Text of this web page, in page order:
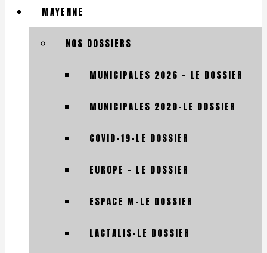
MAYENNE
NOS DOSSIERS
MUNICIPALES 2026 – LE DOSSIER
MUNICIPALES 2020-LE DOSSIER
COVID-19-LE DOSSIER
EUROPE – LE DOSSIER
ESPACE M-LE DOSSIER
LACTALIS-LE DOSSIER